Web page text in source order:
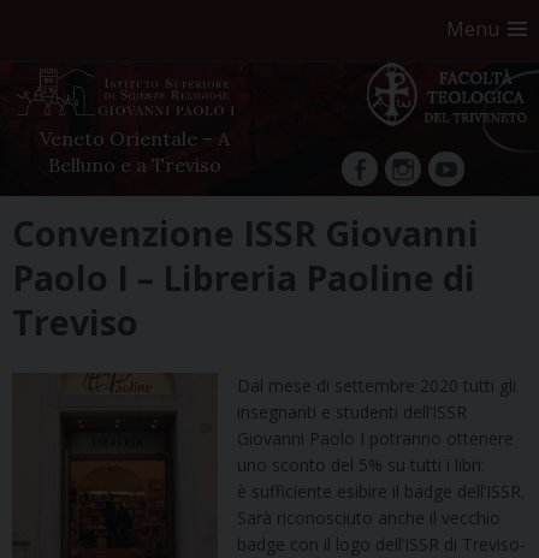
Menu
Veneto Orientale – A
Belluno e a Treviso
facebookInstagram
YouTube
to
content
Convenzione ISSR Giovanni
Paolo I – Libreria Paoline di
Treviso
Dal mese di settembre 2020 tutti gli
insegnanti e studenti dell’ISSR
Giovanni Paolo I potranno ottenere
uno sconto del 5% su tutti i libri:
è sufficiente esibire il badge dell’ISSR.
Sarà riconosciuto anche il vecchio
badge con il logo dell’ISSR di Treviso-